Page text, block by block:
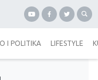
I POLITIKA LIFESTYLE